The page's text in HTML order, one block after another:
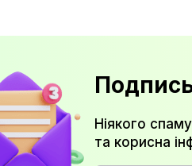
Ніякого
та корисна